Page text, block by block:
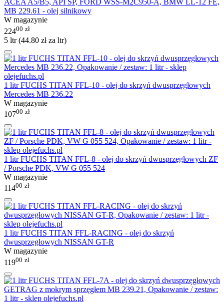
ACEA A5/B5, API SP, FORD WSS-M2C950-A, BMW LL-12 FE,
MB 229.61 - olej silnikowy
W magazynie
22400 zł
5 ltr (44.80 złza ltr)
1 litr FUCHS TITAN FFL-10 - olej do skrzyń dwusprzęgłowych
Mercedes MB 236.22
W magazynie
10700 zł
1 litr FUCHS TITAN FFL-8 - olej do skrzyń dwusprzęgłowych ZF
/ Porsche PDK, VW G 055 524
W magazynie
11400 zł
1 litr FUCHS TITAN FFL-RACING - olej do skrzyń
dwusprzęgłowych NISSAN GT-R
W magazynie
11900 zł